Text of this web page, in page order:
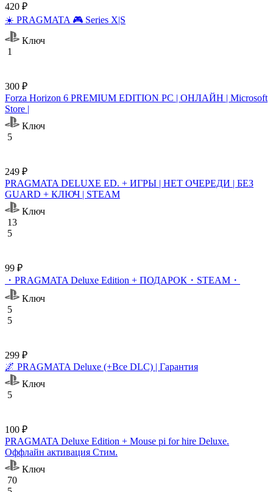
420 ₽
☀️ PRAGMATA 🎮 Series X|S
Ключ
1
300 ₽
Forza Horizon 6 PREMIUM EDITION PC | ОНЛАЙН | Microsoft
Store |
Ключ
5
249 ₽
PRAGMATA DELUXE ED. + ИГРЫ | НЕТ ОЧЕРЕДИ | БЕЗ
GUARD + КЛЮЧ | STEAM
Ключ
13
5
99 ₽
・PRAGMATA Deluxe Edition + ПОДАРОК・STEAM・
Ключ
5
5
299 ₽
🌌 PRAGMATA Deluxe (+Все DLC) | Гарантия
Ключ
5
100 ₽
PRAGMATA Deluxe Edition + Mouse pi for hire Deluxe.
Оффлайн активация Cтим.
Ключ
70